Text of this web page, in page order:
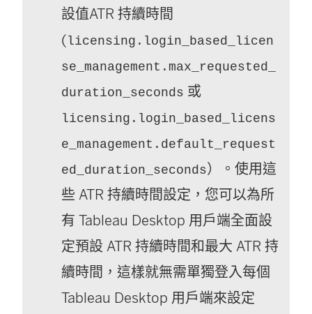
設值ATR 持續時間
(licensing.login_based_licen
se_management.max_requested_
duration_seconds 或
licensing.login_based_licens
e_management.default_request
ed_duration_seconds）。使用這
些 ATR 持續時間設定，您可以為所
有 Tableau Desktop 用戶端全面設
定預設 ATR 持續時間和最大 ATR 持
續時間，這樣就無需單獨登入每個
Tableau Desktop 用戶端來設定